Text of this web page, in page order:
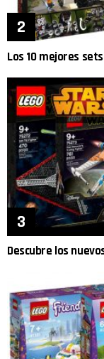
Los 10 mejores
Descubre los